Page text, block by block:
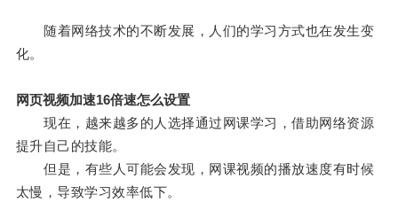
随着网络技术的不断发展，人们的学习方式也在发生变
化。
网页视频加速16倍速怎么设置
现在，越来越多的人选择通过网课学习，借助网络资源
提升自己的技能。
但是，有些人可能会发现，网课视频的播放速度有时候
太慢，导致学习效率低下。